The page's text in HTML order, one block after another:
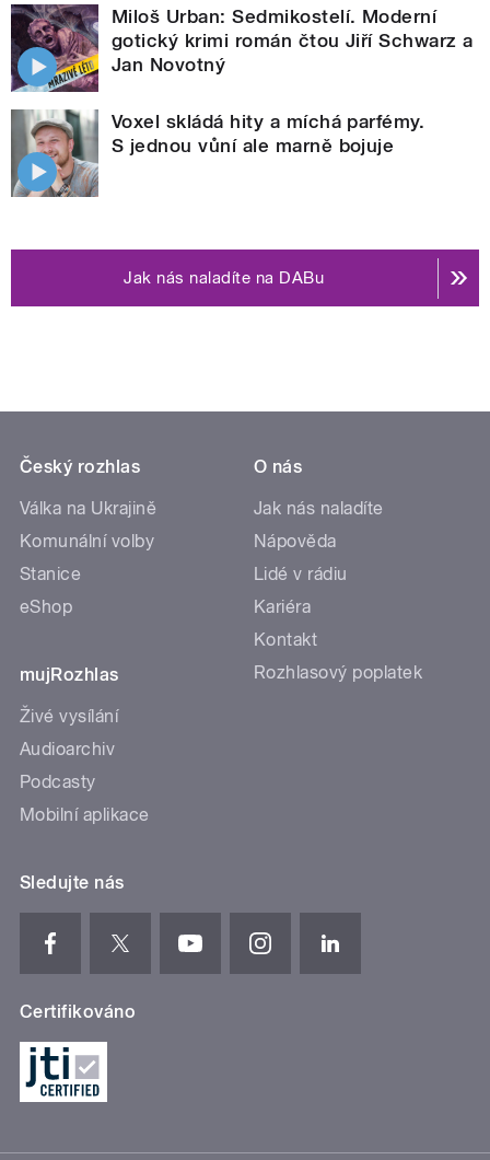
Miloš Urban: Sedmikostelí. Moderní
gotický krimi román čtou Jiří Schwarz a
Jan Novotný
Voxel skládá hity a míchá parfémy.
S jednou vůní ale marně bojuje
Jak nás naladíte na DABu
Český rozhlas
Válka na Ukrajině
Komunální volby
Stanice
eShop
mujRozhlas
Živé vysílání
Audioarchiv
Podcasty
Mobilní aplikace
O nás
Jak nás naladíte
Nápověda
Lidé v rádiu
Kariéra
Kontakt
Rozhlasový poplatek
Sledujte nás
Certifikováno